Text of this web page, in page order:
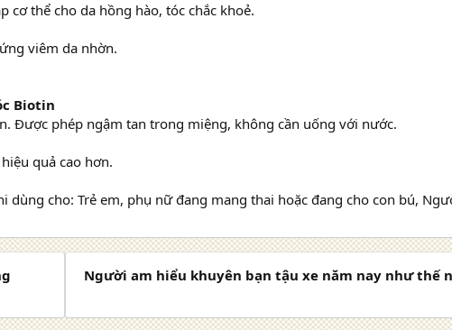
cơ thể cho da hồng hào, tóc chắc khoẻ.
viêm da nhờn.
Biotin
Được phép ngậm tan trong miệng, không cần uống với nước.
quả cao hơn.
dùng cho: Trẻ em, phụ nữ đang mang thai hoặc đang cho con bú,
Người am hiểu khuyên bạn tậu xe năm nay như thế